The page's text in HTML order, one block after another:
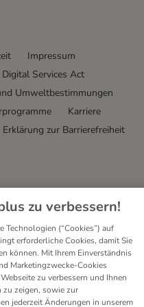
Impressum
Digital Services Act
Umweltbestimmungen
Karriere
Erklärung zur Barrierefreiheit
zu verbessern!
Technologien (“Cookies”) auf
erforderliche Cookies, damit Sie
können. Mit Ihrem Einverständnis
Marketingzwecke-Cookies
zu verbessern und Ihnen
zeigen, sowie zur
jederzeit Änderungen in unserem